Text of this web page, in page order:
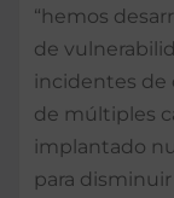
“hemos
de
incidentes de
de múltiples
implantado
para